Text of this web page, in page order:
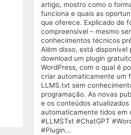
artigo, mostro como o
funciona e quais as
que oferece. Explicado de
compreensível – mesmo
conhecimentos técnicos
Além disso, está disponível
download um plugin
WordPress, com o qual é
criar automaticamente um
LLMS.txt sem
programação. As novas
e os conteúdos atualizados
automaticamente tidos em
#LLMSTxt #ChatGPT
#Plugin…